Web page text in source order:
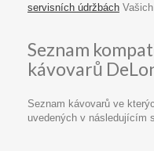
servisních údržbách
Seznam
kávovarů
Seznam kávovarů ve
uvedených v následujícím